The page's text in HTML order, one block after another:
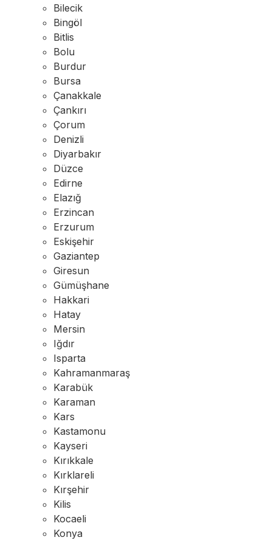
Bilecik
Bingöl
Bitlis
Bolu
Burdur
Bursa
Çanakkale
Çankırı
Çorum
Denizli
Diyarbakır
Düzce
Edirne
Elazığ
Erzincan
Erzurum
Eskişehir
Gaziantep
Giresun
Gümüşhane
Hakkari
Hatay
Mersin
Iğdır
Isparta
Kahramanmaraş
Karabük
Karaman
Kars
Kastamonu
Kayseri
Kırıkkale
Kırklareli
Kırşehir
Kilis
Kocaeli
Konya